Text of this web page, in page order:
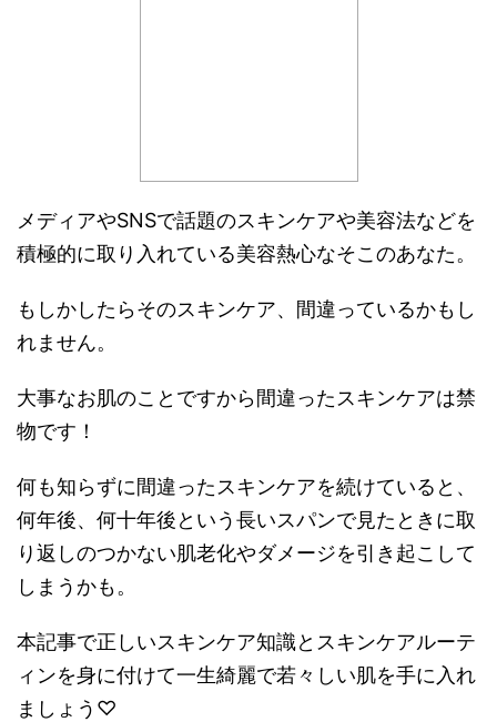
メディアやSNSで話題のスキンケアや美容法などを
積極的に取り入れている美容熱心なそこのあなた。
もしかしたらそのスキンケア、間違っているかもし
れません。
大事なお肌のことですから間違ったスキンケアは禁
物です！
何も知らずに間違ったスキンケアを続けていると、
何年後、何十年後という長いスパンで見たときに取
り返しのつかない肌老化やダメージを引き起こして
しまうかも。
本記事で正しいスキンケア知識とスキンケアルーテ
ィンを身に付けて一生綺麗で若々しい肌を手に入れ
ましょう♡